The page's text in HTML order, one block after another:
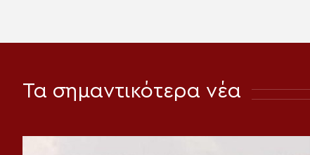
Τα σημαντικότερα νέα